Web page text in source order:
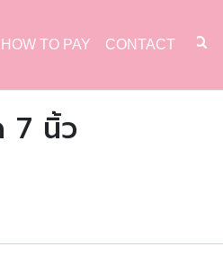
HOW TO PAY CONTACT
7 นิ้ว